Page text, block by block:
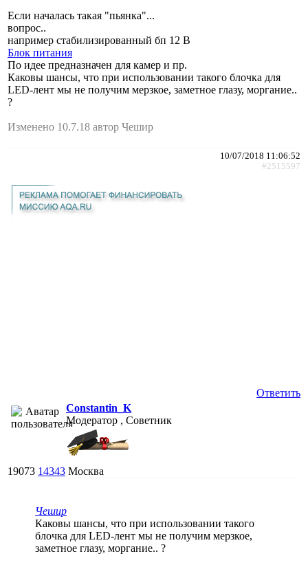
Если началась такая "пьянка"...
вопрос..
например стабилизированный бп 12 В
Блок питания
По идее предназначен для камер и пр.
Каковы шансы, что при использовании такого блочка для
LED-лент мы не получим мерзкое, заметное глазу, моргание..
?
Изменено 10.7.18 автор Чешир
10/07/2018 11:06:52
#2515597
Ответить
Constantin_K
Модератор , Советник
19073 14343 Москва
Чешир
Каковы шансы, что при использовании такого
блочка для LED-лент мы не получим мерзкое,
заметное глазу, моргание.. ?